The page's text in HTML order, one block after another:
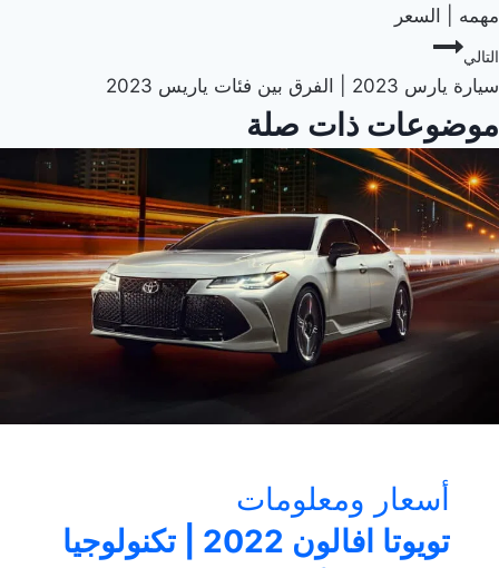
مهمه | السعر
التالي
سيارة يارس 2023 | الفرق بين فئات ياريس 2023
موضوعات ذات صلة
أسعار ومعلومات
تويوتا افالون 2022 | تكنولوجيا